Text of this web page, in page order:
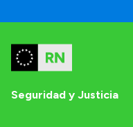
Seguridad y Justicia